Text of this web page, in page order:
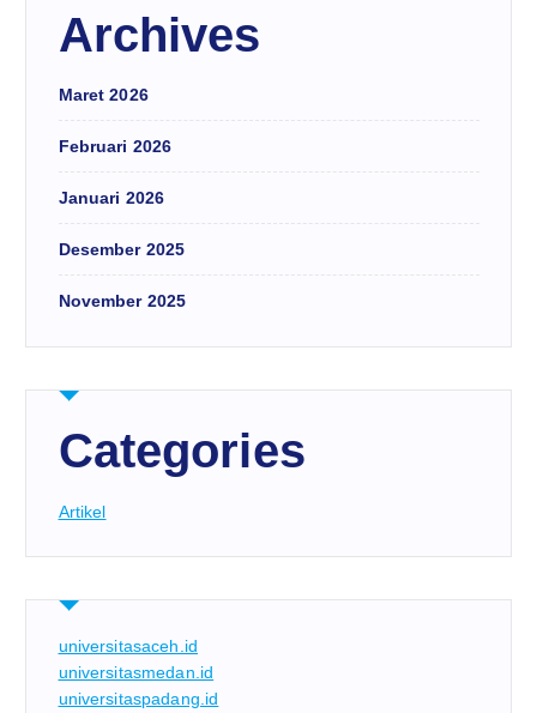
Archives
Maret 2026
Februari 2026
Januari 2026
Desember 2025
November 2025
Categories
Artikel
universitasaceh.id
universitasmedan.id
universitaspadang.id